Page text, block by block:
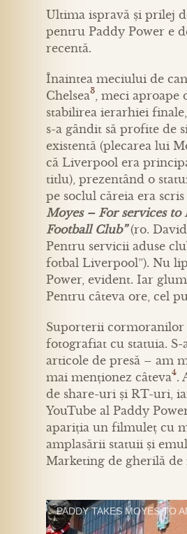
Ultima ispravă și prilej
pentru Paddy Power e
recentă.
Înaintea meciului de
Chelsea3 , meci aproape
stabilirea ierarhiei
s-a gândit să profite de
existentă (plecarea lui
că Liverpool era
titlu), prezentând o
pe soclul căreia era scris
Moyes – For services
Football Club”(ro.
Pentru servicii aduse
fotbal Liverpool”). Nu
Power, evident. Iar
Pentru câteva ore, cel
Suporterii cormoranilor
fotografiat cu statuia. S-
articole de presă – am
mai menționez câteva4.
de share-uri și RT-uri,
YouTube al Paddy
apariția un filmuleț cu
amplasării statuii și
Marketing de gherilă de
PADDY TAKES MOYES TO